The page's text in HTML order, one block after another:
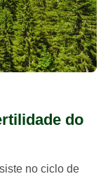
do
no ciclo de